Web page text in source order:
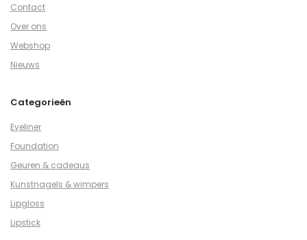
Contact
Over ons
Webshop
Nieuws
Categorieën
Eyeliner
Foundation
Geuren & cadeaus
Kunstnagels & wimpers
Lipgloss
Lipstick